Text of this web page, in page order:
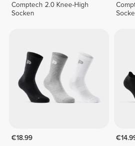
Comptech 2.0 Knee-High
Socken
€18.99